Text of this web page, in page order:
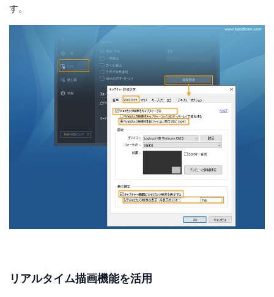
す。
リアルタイム描画機能を活用